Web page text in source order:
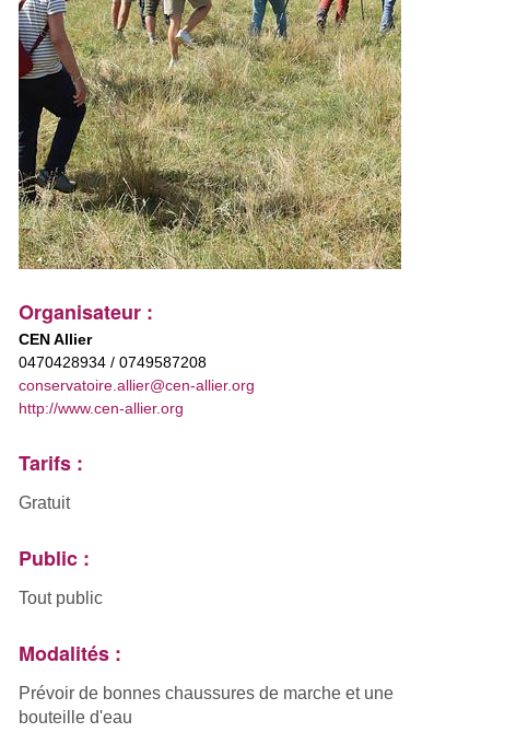
Organisateur :
CEN Allier
0470428934 / 0749587208
conservatoire.allier@cen-allier.org
http://www.cen-allier.org
Tarifs :
Gratuit
Public :
Tout public
Modalités :
Prévoir de bonnes chaussures de marche et une
bouteille d'eau